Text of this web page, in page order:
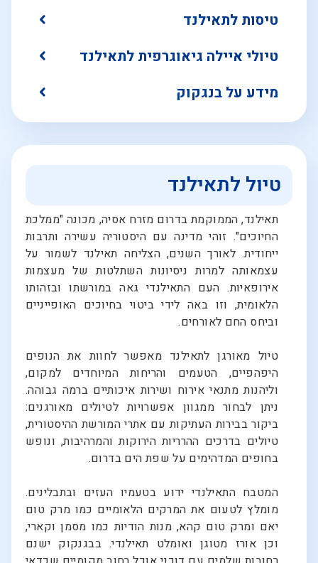
טיסות לתאילנד
טיולי איילה גיאוגרפית לתאילנד
מידע על בנגקוק
טיול לתאילנד
תאילנד, הממוקמת בדרום מזרח אסיה, מכונה "ממלכת
החיוכים". זוהי מדינה עם היסטוריה עשירה ותרבות
ייחודית. לאורך השנים, הצליחה תאילנד לשמור על
עצמאותה למרות ניסיונות השתלטות של מעצמות
אירופאיות. העם התאילנדי גאה במורשתו ובזהותו
הלאומית, וזו באה לידי ביטוי בחיוכים האופייניים
וביחס החם לאורחים.
טיול מאורגן לתאילנד מאפשר לחוות את הנופים
היפהפיים, הטעמים והריחות המיוחדים למקום,
וליהנות מתנאי אירוח ושירות איכותיים ברמה גבוהה.
ניתן לבחור ממגוון אפשרויות לטיולים מאורגנים:
ביקור בבירות העתיקות עם אתרי המורשת ההיסטורית,
טיולים בדרכים ההרריות הירוקות והמרהיבות, ונופש
בחופים המדהימים על שפת הים בדרום.
המטבח התאילנדי ידוע בטעמיו העזים ובתבלינים.
מומלץ לטעום את המרקים הלאומיים כמו מרק טום
יאם ומרק טום קהא, מנות הודיות כמו מסמן וקארי,
וכן אורז מטוגן ואומלט תאילנדי. בבגנקוק ישנם